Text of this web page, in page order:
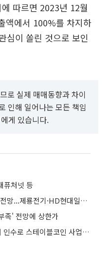
따르면 2023년 12월
액에서 100%를 차지하
심이 쏠린 것으로 보인
로 실제 매매동향과 차이
인해 일어나는 모든 책임
게 있습니다.
퓨처넷 등
AI 성장에 ‘전기·변압기’ 부족 전망...제룡전기·HD현대일렉트릭 등 주목
족' 전망에 상한가
마스터카드, BVNK 18억 달러 인수로 스테이블코인 사업 본격 확장